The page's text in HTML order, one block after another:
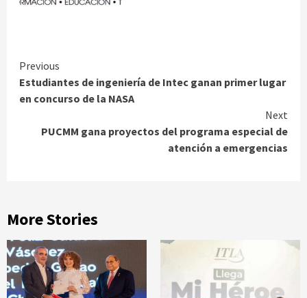
Continue
Reading
Previous
Estudiantes de ingeniería de Intec ganan primer lugar
en concurso de la NASA
Next
PUCMM gana proyectos del programa especial de
atención a emergencias
More Stories